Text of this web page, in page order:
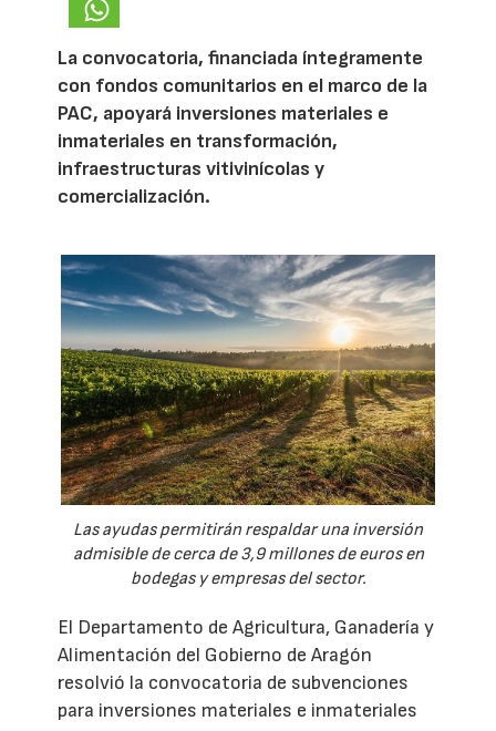
La convocatoria, financiada íntegramente
con fondos comunitarios en el marco de la
PAC, apoyará inversiones materiales e
inmateriales en transformación,
infraestructuras vitivinícolas y
comercialización.
Las ayudas permitirán respaldar una inversión
admisible de cerca de 3,9 millones de euros en
bodegas y empresas del sector.
El Departamento de Agricultura, Ganadería y
Alimentación del Gobierno de Aragón
resolvió la convocatoria de subvenciones
para inversiones materiales e inmateriales